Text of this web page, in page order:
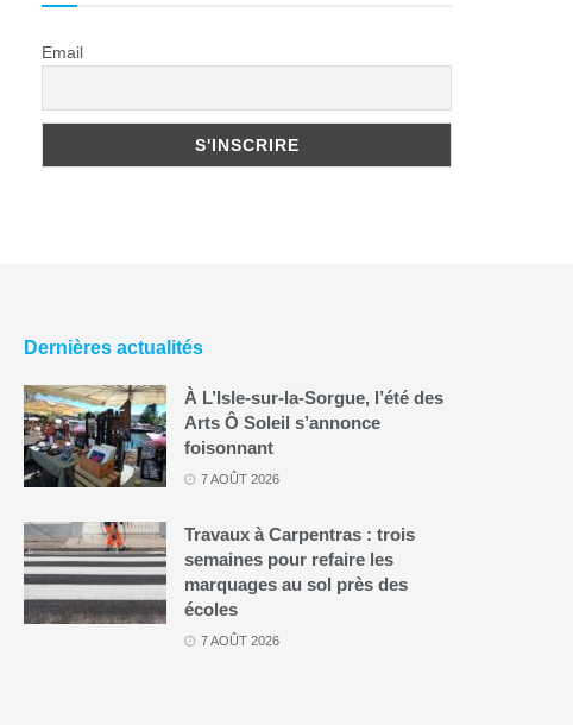
Email
Dernières actualités
À L’Isle-sur-la-Sorgue, l’été des
Arts Ô Soleil s’annonce
foisonnant
7 AOÛT 2026
Travaux à Carpentras : trois
semaines pour refaire les
marquages au sol près des
écoles
7 AOÛT 2026